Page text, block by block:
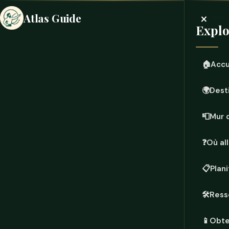
Atlas Guide ×
🏠
🌍
📮Mur
❓Où
📋
🛠️
📱